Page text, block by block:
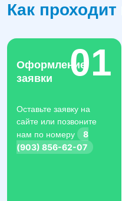
Как проходит
Оформление
заявки
Оставьте заявку на
сайте или позвоните
нам по номеру
8
(903) 856-62-07